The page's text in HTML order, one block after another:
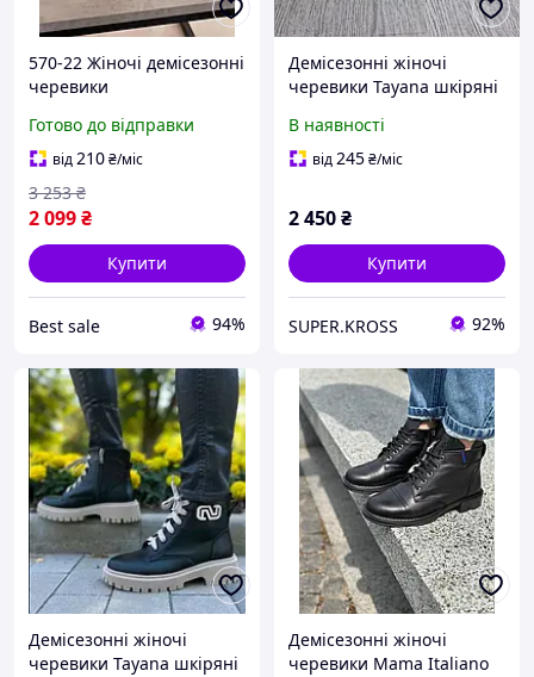
570-22 Жіночі демісезонні
черевики
Готово до відправки
від210₴/міс
2 099₴
3 253 ₴
Купити
Best sale 94%
Демісезонні жіночі
черевики Tayana шкіряні
В наявності
від245₴/міс
2 450₴
Купити
SUPER.KROSS 92%
Демісезонні жіночі
черевики Tayana шкіряні
Демісезонні жіночі
черевики Mama Italiano